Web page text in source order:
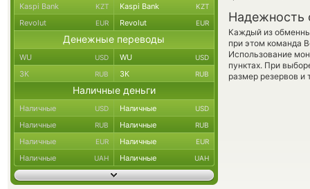
Надежность
Каждый из
при этом команда
Использование
пунктах. При
размер резервов и
Kaspi Bank KZT Kaspi Bank KZT
Revolut EUR Revolut EUR
Денежные переводы
WU USD WU USD
ЗК RUB ЗК RUB
Наличные деньги
Наличные USD Наличные USD
Наличные RUB Наличные RUB
Наличные EUR Наличные EUR
Наличные UAH Наличные UAH